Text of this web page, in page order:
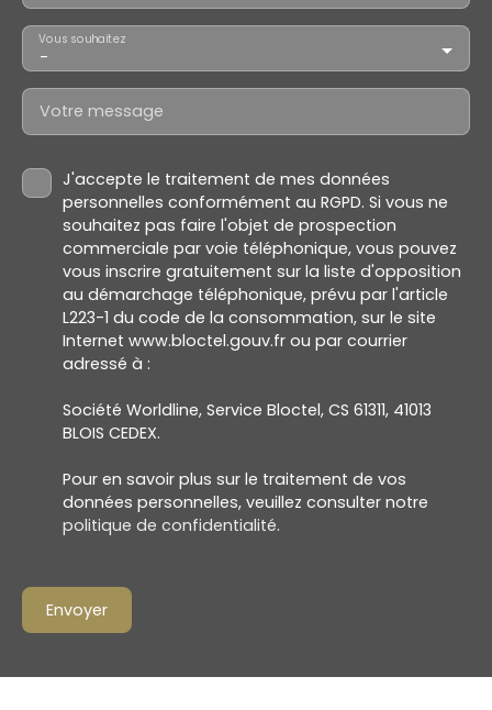
-
Vous souhaitez
Votre message
J'accepte le traitement de mes données
personnelles conformément au RGPD. Si vous ne
souhaitez pas faire l'objet de prospection
commerciale par voie téléphonique, vous pouvez
vous inscrire gratuitement sur la liste d'opposition
au démarchage téléphonique, prévu par l'article
L223-1 du code de la consommation, sur le site
Internet www.bloctel.gouv.fr ou par courrier
adressé à :
Société Worldline, Service Bloctel, CS 61311, 41013
BLOIS CEDEX.
Pour en savoir plus sur le traitement de vos
données personnelles, veuillez consulter notre
politique de confidentialité.
Envoyer